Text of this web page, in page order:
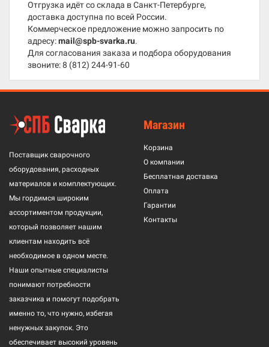
Отгрузка идёт со склада в Санкт-Петербурге,
доставка доступна по всей России.
Коммерческое предложение можно запросить по
адресу:mail@spb-svarka.ru.
Для согласования заказа и подбора оборудования
звоните:8 (812) 244-91-60
Поставщик сварочного
оборудования, расходных
материалов и комплектующих.
Мы гордимся широким
ассортиментом продукции,
который позволяет нашим
клиентам находить всё
необходимое в одном месте.
Наши опытные специалисты
понимают потребности
заказчика и помогут подобрать
именно то, что нужно, избегая
ненужных закупок. Это
обеспечивает высокий уровень
Магазин
Корзина
О компании
Бесплатная доставка
Оплата
Гарантии
Контакты